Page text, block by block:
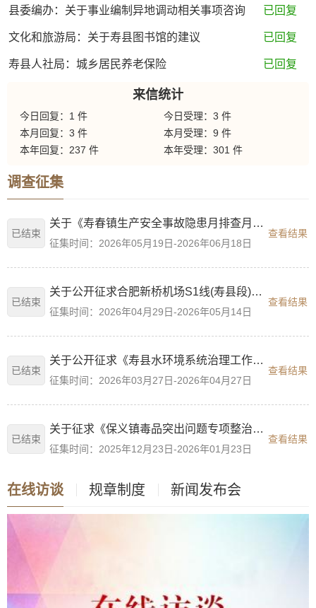
县委编办：关于事业编制异地调动相关事项咨询 已回复
文化和旅游局：关于寿县图书馆的建议 已回复
寿县人社局：城乡居民养老保险 已回复
来信统计
今日回复： 1 件 今日受理：3 件
本月回复：3 件 本月受理：9 件
本年回复： 237 件 本年受理：301 件
调查征集
已结束
关于《寿春镇生产安全事故隐患月排查月通报实施方案（征求意见稿》公示
征集时间：2026年05月19日-2026年06月18日
查看结果
已结束
关于公开征求合肥新桥机场S1线(寿县段)两座车站命名意见的公告
征集时间：2026年04月29日-2026年05月14日
查看结果
已结束
关于公开征求《寿县水环境系统治理工作方案》（征求意见稿）意见的公告
征集时间：2026年03月27日-2026年04月27日
查看结果
已结束
关于征求《保义镇毒品突出问题专项整治工作实施方案（征求意见稿）》
征集时间：2025年12月23日-2026年01月23日
查看结果
在线访谈 规章制度 新闻发布会